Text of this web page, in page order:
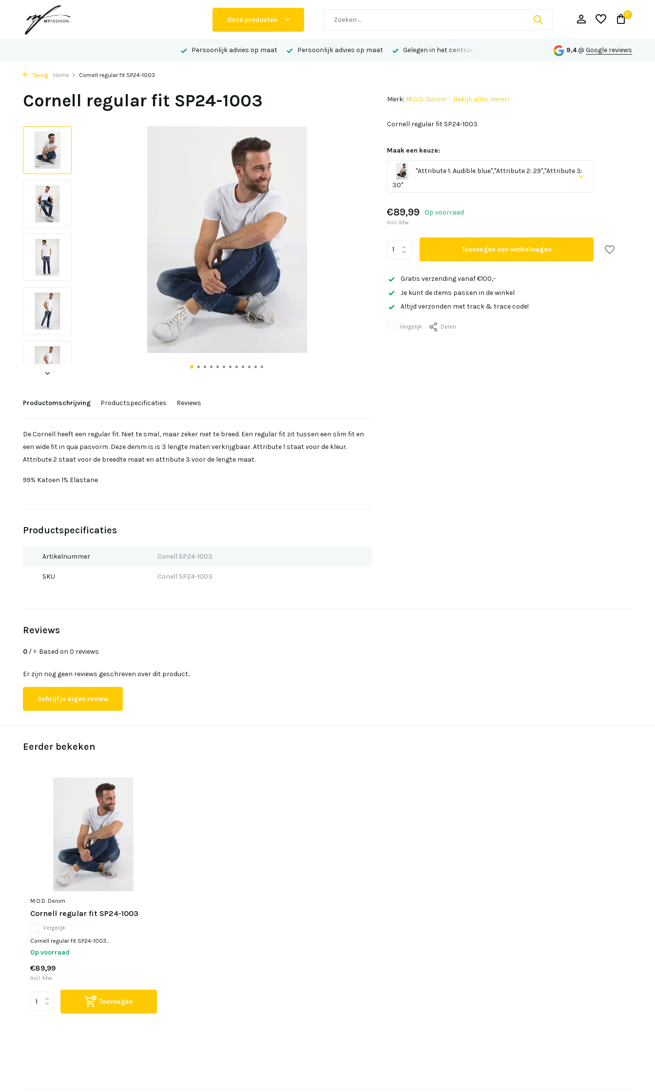
Onze producten
0
Persoonlijk advies op maat Persoonlijk advies op maat Gelegen in het centrum van Echt Persoonlijk advies op maat
9,4@ Google reviews
Terug Home Cornell regular fit SP24-1003
Cornell regular fit SP24-1003
Productomschrijving Productspecificaties Reviews
De Cornell heeft een regular fit. Niet te smal, maar zeker niet te breed. Een regular fit zit tussen een slim fit en
een wide fit in qua pasvorm. Deze denim is is 3 lengte maten verkrijgbaar. Attribute 1 staat voor de kleur.
Attribute 2 staat voor de breedte maat en attribute 3 voor de lengte maat.
99% Katoen 1% Elastane
Productspecificaties
Artikelnummer Conell SP24-1003
SKU Conell SP24-1003
Merk: M.O.D. Denim Bekijk alles Heren
Cornell regular fit SP24-1003
Maak een keuze:
"Attribute 1: Audible blue","Attribute 2: 29","Attribute 3:
30"
€89,99 Op voorraad
Incl. btw
Toevoegen aan winkelwagen
Gratis verzending vanaf €100,-
Je kunt de items passen in de winkel
Altijd verzonden met track & trace code!
Vergelijk Delen
Reviews
0 / 5 Based on 0 reviews
Er zijn nog geen reviews geschreven over dit product..
Schrijf je eigen review
Eerder bekeken
M.O.D. Denim
Cornell regular fit SP24-1003
Vergelijk
Cornell regular fit SP24-1003...
Op voorraad
€89,99
Incl. btw
Toevoegen